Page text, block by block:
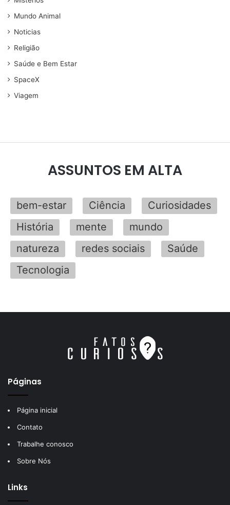
Mundo Animal
Noticias
Religião
Saúde e Bem Estar
SpaceX
Viagem
ASSUNTOS EM ALTA
bem-estar Ciência
Curiosidades
História
mente
mundo
natureza
redes sociais
Saúde
Tecnologia
Páginas
Página inicial
Contato
Trabalhe conosco
Sobre Nós
Links